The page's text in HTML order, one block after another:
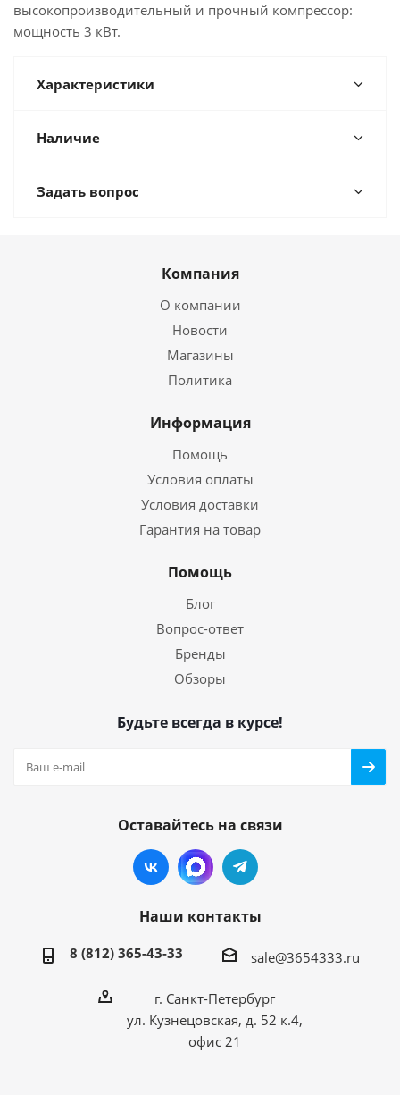
высокопроизводительный и прочный компрессор:
мощность 3 кВт.
Характеристики
Наличие
Задать вопрос
Компания
О компании
Новости
Магазины
Политика
Информация
Помощь
Условия оплаты
Условия доставки
Гарантия на товар
Помощь
Блог
Вопрос-ответ
Бренды
Обзоры
Будьте всегда в курсе!
Оставайтесь на связи
Наши контакты
8 (812) 365-43-33 sale@3654333.ru
г. Санкт-Петербург
ул. Кузнецовская, д. 52 к.4,
офис 21